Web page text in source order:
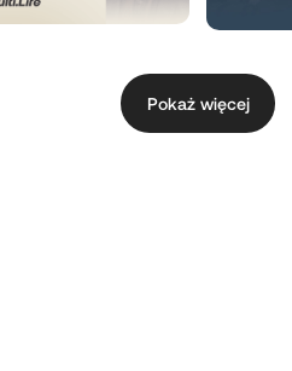
Pokaż więcej